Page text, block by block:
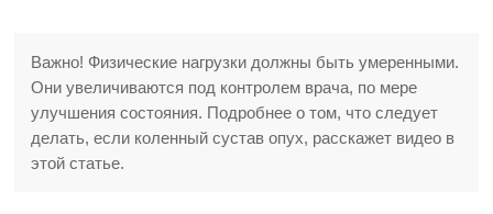
Важно! Физические нагрузки должны быть умеренными.
Они увеличиваются под контролем врача, по мере
улучшения состояния. Подробнее о том, что следует
делать, если коленный сустав опух, расскажет видео в
этой статье.